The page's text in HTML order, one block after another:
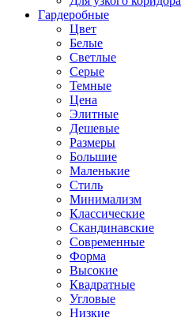
Гардеробные
Цвет
Белые
Светлые
Серые
Темные
Цена
Элитные
Дешевые
Размеры
Большие
Маленькие
Стиль
Минимализм
Классические
Скандинавские
Современные
Форма
Высокие
Квадратные
Угловые
Низкие